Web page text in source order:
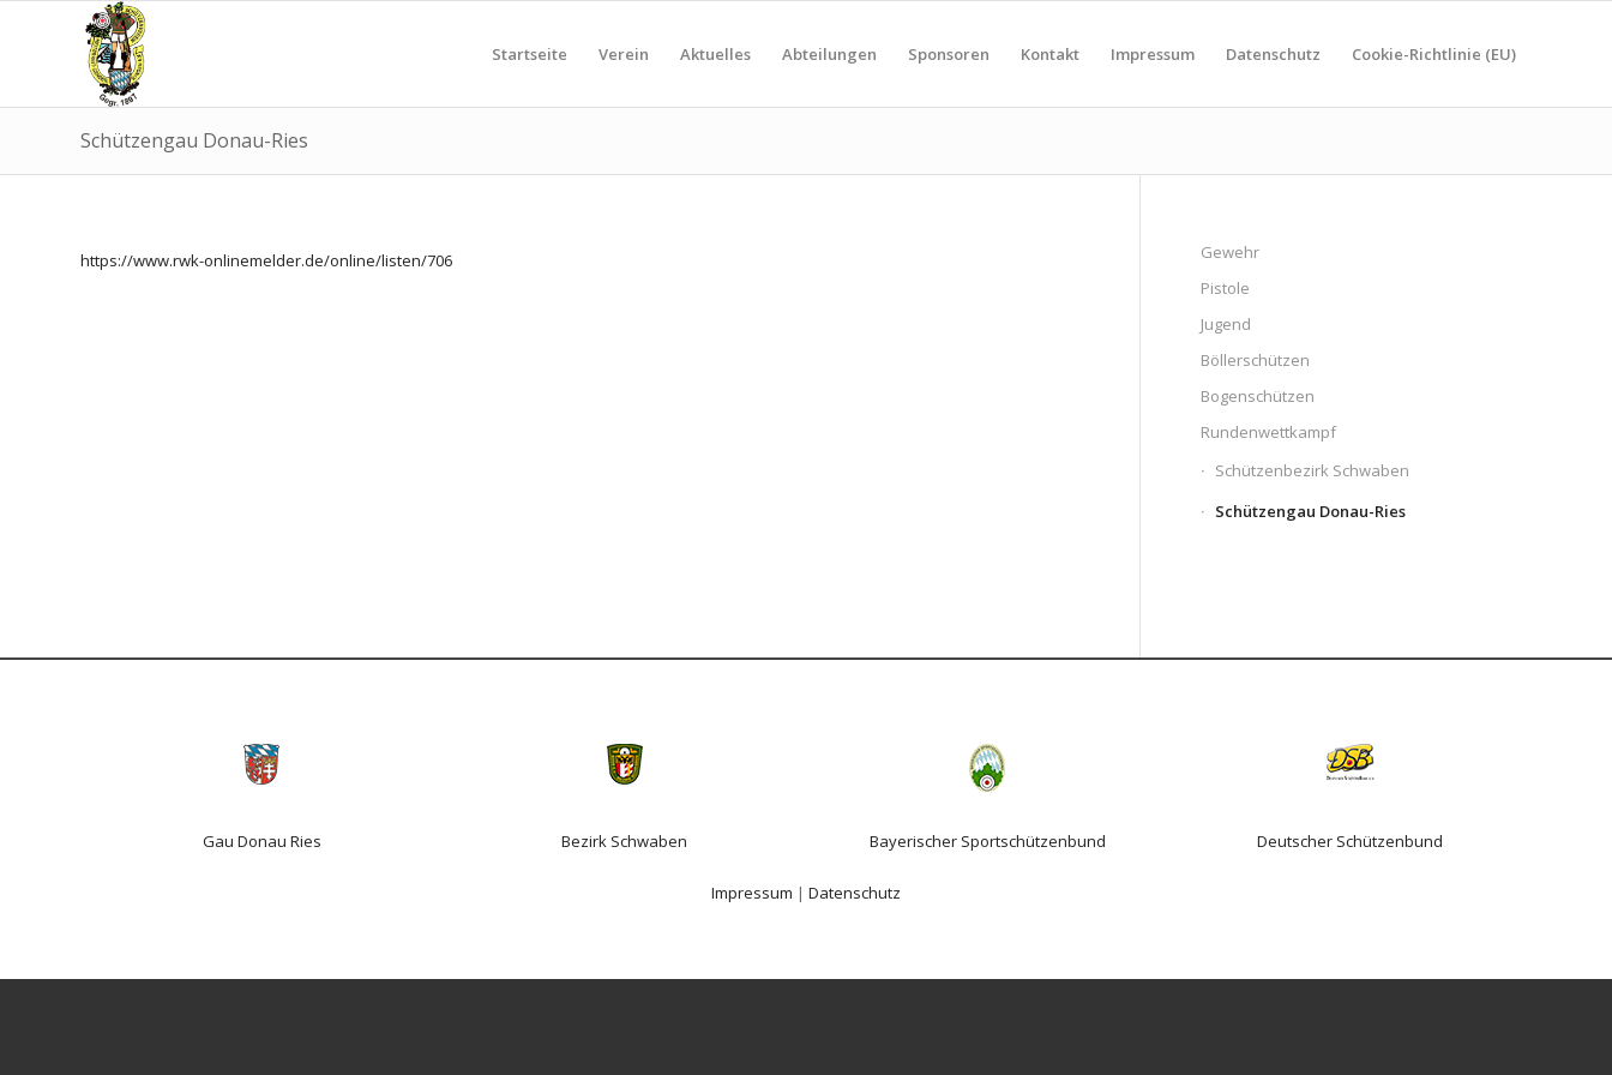
Startseite Verein Aktuelles Abteilungen Sponsoren Kontakt Impressum Datenschutz Cookie-Richtlinie (EU)
Schützengau Donau-Ries
https://www.rwk-onlinemelder.de/online/listen/706
Gewehr
Pistole
Jugend
Böllerschützen
Bogenschützen
Rundenwettkampf
Schützenbezirk Schwaben
Schützengau Donau-Ries
Gau Donau Ries Bezirk Schwaben Bayerischer Sportschützenbund Deutscher Schützenbund
Impressum | Datenschutz